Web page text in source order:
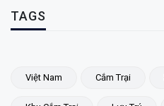
TAGS
Việt Nam Cắm Trại